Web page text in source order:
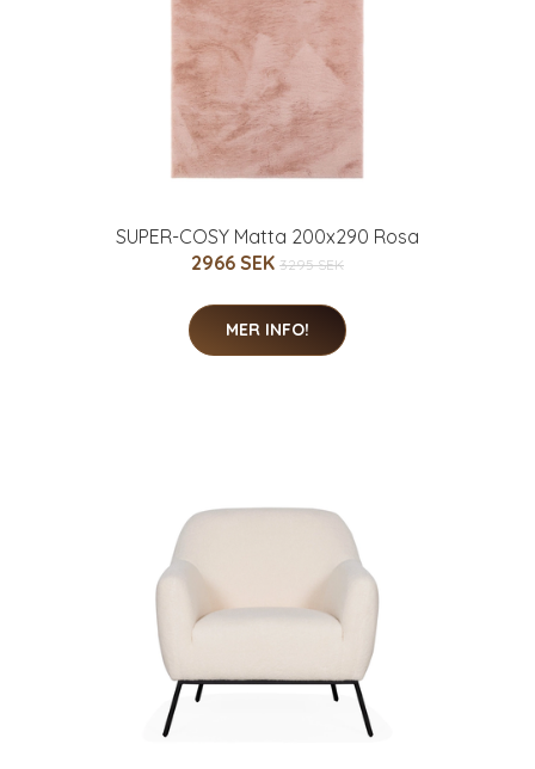
SUPER-COSY Matta 200x290 Rosa
2966 SEK 3295 SEK
MER INFO!